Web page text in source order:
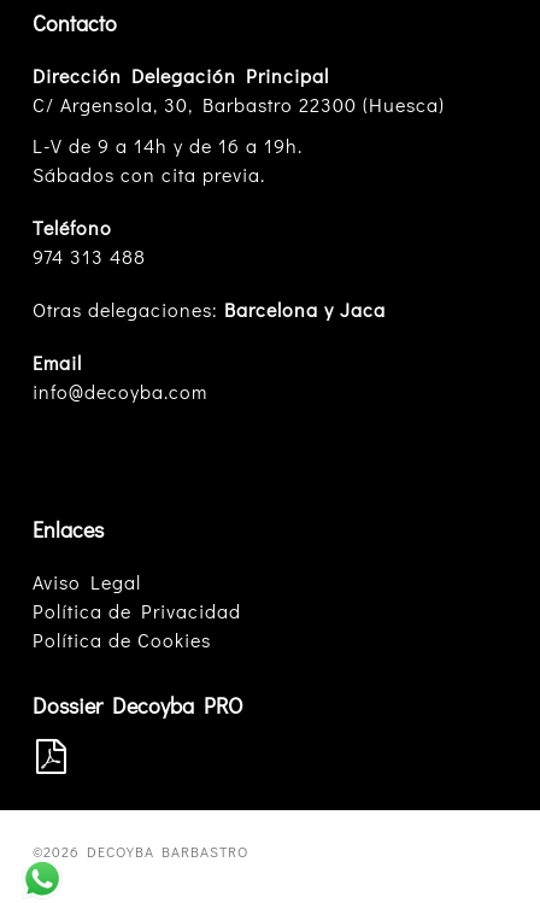
Contacto
Dirección Delegación Principal
C/ Argensola, 30, Barbastro 22300 (Huesca)
L-V de 9 a 14h y de 16 a 19h.
Sábados con cita previa.
Teléfono
974 313 488
Otras delegaciones: Barcelona y Jaca
Email
info@decoyba.com
Enlaces
Aviso Legal
Política de Privacidad
Política de Cookies
Dossier Decoyba PRO
©2026 DECOYBA BARBASTRO